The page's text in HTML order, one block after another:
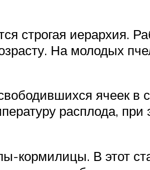
строгая иерархия.
На молодых
ячеек
расплода,
кормилицы. В этот